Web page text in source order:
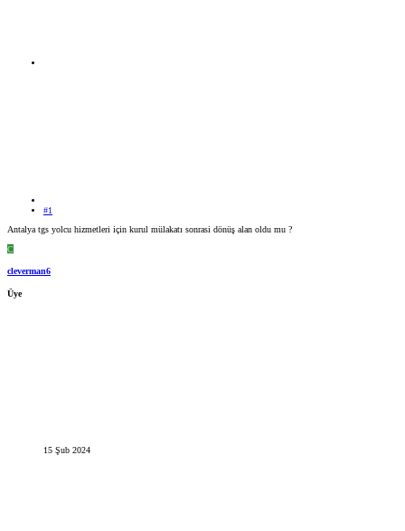
#1
Antalya tgs yolcu hizmetleri için kurul mülakatı sonrasi dönüş alan oldu mu ?
C
cleverman6
Üye
15 Şub 2024